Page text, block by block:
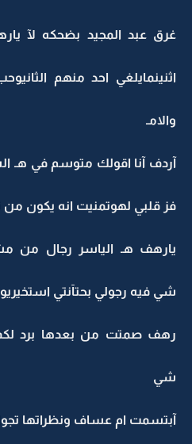
غرق عبد المجيد بضحكه لآ
اثنينمايلغي احد منهم
والامـ
آردف آنا اقولك متوسم في
فز قلبي لهوتمنيت انه يكون
يارهف هـ الياسر رجال من
شي فيه رجولي بحتآنتي
رهف صمتت من بعدها برد لكمـ
شي
آبتسمت ام عساف ونظراتها تجول